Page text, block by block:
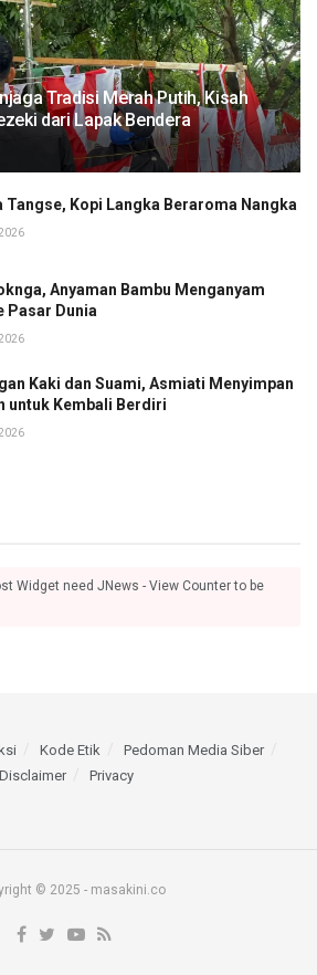
Tradisi Merah Putih, Kisah
dari Lapak Bendera
Tangse, Kopi Langka Beraroma Nangka
Anyaman Bambu Menganyam
Pasar Dunia
Kaki dan Suami, Asmiati Menyimpan
untuk Kembali Berdiri
Widget need JNews - View Counter to be
Kode Etik
Pedoman Media Siber
Disclaimer
Privacy
© 2025 - masakini.co